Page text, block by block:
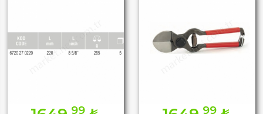
99 99